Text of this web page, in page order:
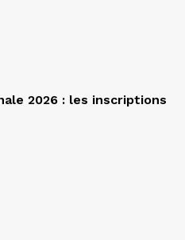
2026 : les inscriptions